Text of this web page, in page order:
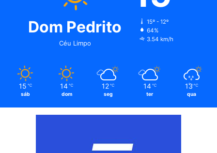
Dom Pedrito
Céu Limpo
15º - 12º
64%
3.54 km/h
15 ℃
sáb
14 ℃
dom
12 ℃
seg
14 ℃
ter
13 ℃
qua